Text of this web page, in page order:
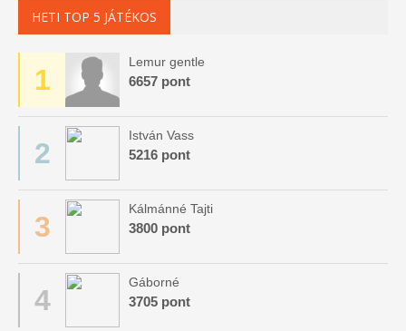
HETI TOP 5 JÁTÉKOS
1
Lemur gentle
6657 pont
2
István Vass
5216 pont
3
Kálmánné Tajti
3800 pont
4
Gáborné
3705 pont